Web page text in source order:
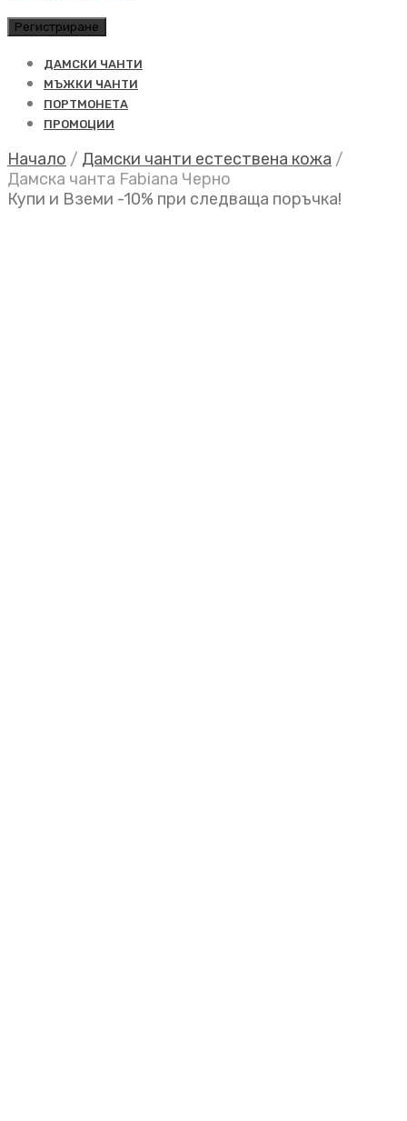
Регистриране
ДАМСКИ ЧАНТИ
МЪЖКИ ЧАНТИ
ПОРТМОНЕТА
ПРОМОЦИИ
Начало / Дамски чанти естествена кожа /
Дамска чанта Fabiana Черно
Купи и Вземи -10% при следваща поръчка!